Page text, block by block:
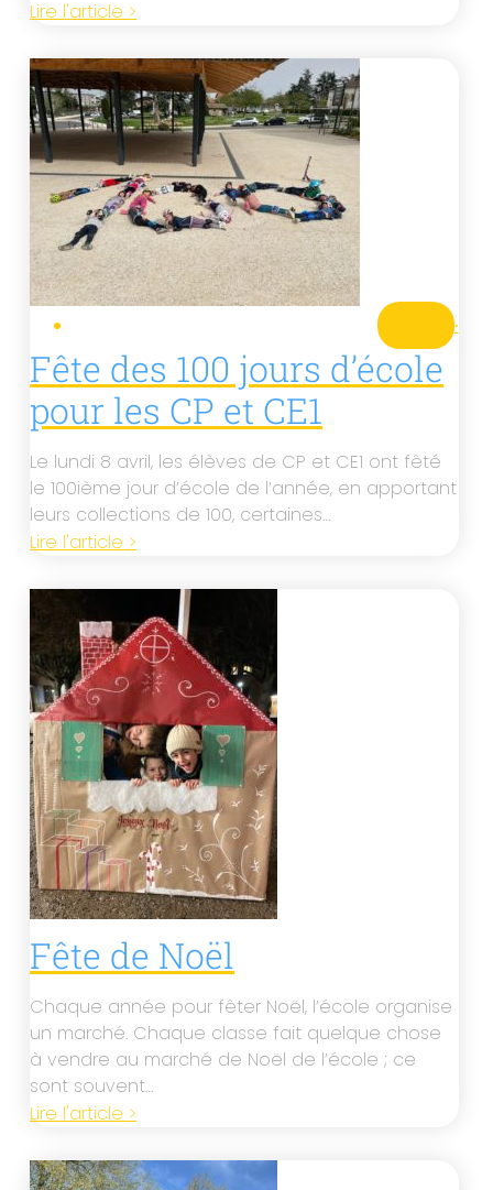
Lire l'article >
·
Fête des 100 jours d’école
pour les CP et CE1
Le lundi 8 avril, les élèves de CP et CE1 ont fêté
le 100ième jour d’école de l’année, en apportant
leurs collections de 100, certaines…
Lire l'article >
Fête de Noël
Chaque année pour fêter Noël, l’école organise
un marché. Chaque classe fait quelque chose
à vendre au marché de Noël de l’école ; ce
sont souvent…
Lire l'article >